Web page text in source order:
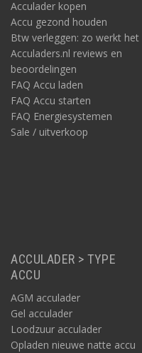
Acculader kopen
Accu gezond houden
Btw verleggen: zo werkt het
Acculaders.nl reviews en
beoordelingen
FAQ Accu laden
FAQ Accu starten
FAQ Energiesystemen
Sale / uitverkoop
ACCULADER > TYPE
ACCU
AGM acculader
Gel acculader
Loodzuur acculader
Opladen nieuwe natte accu